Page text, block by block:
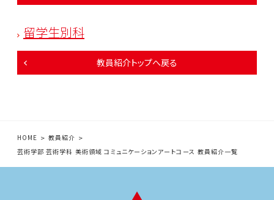
留学生別科
教員紹介トップへ戻る
HOME
教員紹介
芸術学部 芸術学科 美術領域 コミュニケーションアートコース 教員紹介一覧